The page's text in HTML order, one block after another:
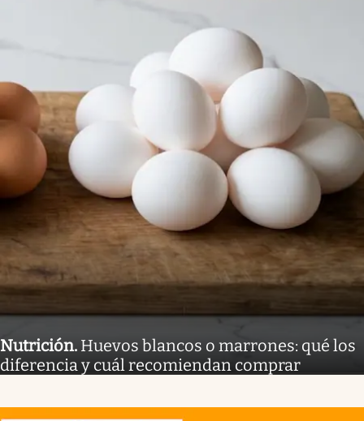
Nutrición. Huevos blancos o marrones: qué los
diferencia y cuál recomiendan comprar